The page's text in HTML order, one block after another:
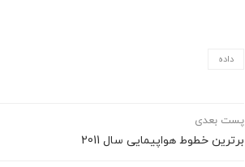
داده
پست بعدی
برترین خطوط هواپیمایی سال 2011